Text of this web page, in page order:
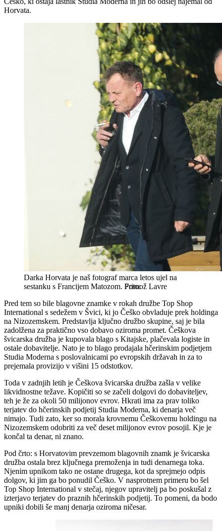
Horvata.
Darka Horvata je naš fotograf marca letos ujel na
sestanku s Francijem Matozom. Primož Lavre
Pred tem so bile blagovne znamke v rokah družbe Top Shop
International s sedežem v Švici, ki jo Češko obvladuje prek holdinga
na Nizozemskem. Predstavlja ključno družbo skupine, saj je bila
zadolžena za praktično vso dobavo oziroma promet. Češkova
švicarska družba je kupovala blago s Kitajske, plačevala logiste in
ostale dobavitelje. Nato je to blago prodajala hčerinskim podjetjem
Studia Moderna s poslovalnicami po evropskih državah in za to
prejemala provizijo v višini 15 odstotkov.
Toda v zadnjih letih je Češkova švicarska družba zašla v velike
likvidnostne težave. Kopičiti so se začeli dolgovi do dobaviteljev,
teh je že za okoli 50 milijonov evrov. Hkrati ima za prav toliko
terjatev do hčerinskih podjetij Studia Moderna, ki denarja več
nimajo. Tudi zato, ker so morala krovnemu Češkovemu holdingu na
Nizozemskem odobriti za več deset milijonov evrov posojil. Kje je
končal ta denar, ni znano.
Pod črto: s Horvatovim prevzemom blagovnih znamk je švicarska
družba ostala brez ključnega premoženja in tudi denarnega toka.
Njenim upnikom tako ne ostane drugega, kot da sprejmejo odpis
dolgov, ki jim ga bo ponudil Češko. V nasprotnem primeru bo šel
Top Shop International v stečaj, njegov upravitelj pa bo poskušal z
izterjavo terjatev do praznih hčerinskih podjetij. To pomeni, da bodo
upniki dobili še manj denarja oziroma ničesar.